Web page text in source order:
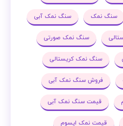
سنگ نمک سنگ نمک آبی
سنگ نمک صورتی
سنگ نمک کریستالی
فروش سنگ نمک آبی
قیمت سنگ نمک آبی
قیمت نمک اپسوم